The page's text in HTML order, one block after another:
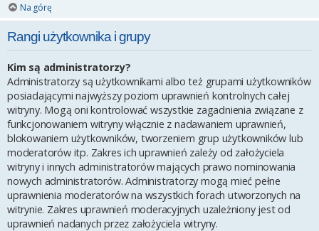
Na górę
Rangi użytkownika i grupy
Kim są administratorzy?
Administratorzy są użytkownikami albo też grupami użytkowników
posiadającymi najwyższy poziom uprawnień kontrolnych całej
witryny. Mogą oni kontrolować wszystkie zagadnienia związane z
funkcjonowaniem witryny włącznie z nadawaniem uprawnień,
blokowaniem użytkowników, tworzeniem grup użytkowników lub
moderatorów itp. Zakres ich uprawnień zależy od założyciela
witryny i innych administratorów mających prawo nominowania
nowych administratorów. Administratorzy mogą mieć pełne
uprawnienia moderatorów na wszystkich forach utworzonych na
witrynie. Zakres uprawnień moderacyjnych uzależniony jest od
uprawnień nadanych przez założyciela witryny.